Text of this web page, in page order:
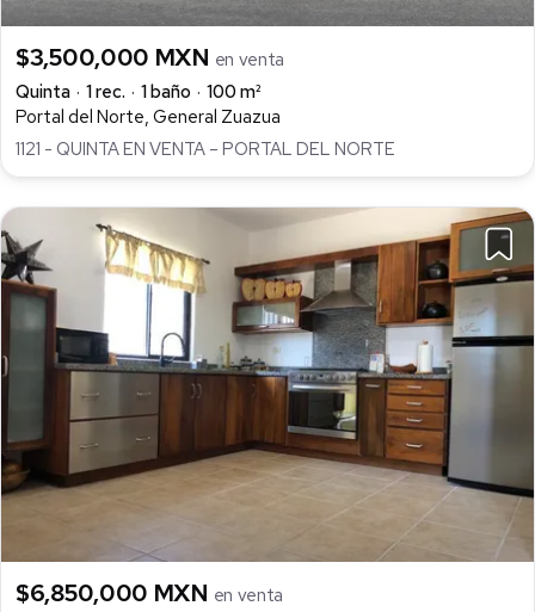
$3,500,000 MXN en venta
Quinta
1 rec. 1 baño
100 m²
Portal del Norte, General Zuazua
1121 - QUINTA EN VENTA – PORTAL DEL NORTE
$6,850,000 MXN en venta